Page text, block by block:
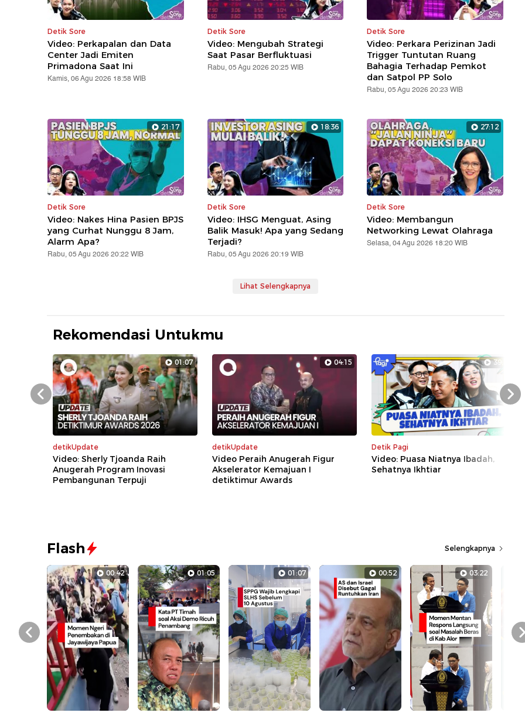
Detik Sore
Video: Perkapalan dan Data
Center Jadi Emiten
Primadona Saat Ini
Kamis, 06 Agu 2026 18:58 WIB
Detik Sore
Video: Mengubah Strategi
Saat Pasar Berfluktuasi
Rabu, 05 Agu 2026 20:25 WIB
Detik Sore
Video: Perkara Perizinan Jadi
Trigger Tuntutan Ruang
Bahagia Terhadap Pemkot
dan Satpol PP Solo
Rabu, 05 Agu 2026 20:23 WIB
21:17
Detik Sore
Video: Nakes Hina Pasien BPJS
yang Curhat Nunggu 8 Jam,
Alarm Apa?
Rabu, 05 Agu 2026 20:22 WIB
18:36
Detik Sore
Video: IHSG Menguat, Asing
Balik Masuk! Apa yang Sedang
Terjadi?
Rabu, 05 Agu 2026 20:19 WIB
27:12
Detik Sore
Video: Membangun
Networking Lewat Olahraga
Selasa, 04 Agu 2026 18:20 WIB
Lihat Selengkapnya
Rekomendasi Untukmu
01:07
detikUpdate
Video: Sherly Tjoanda Raih
Anugerah Program Inovasi
Pembangunan Terpuji
04:15
detikUpdate
Video Peraih Anugerah Figur
Akselerator Kemajuan I
detiktimur Awards
39:34
Detik Pagi
Video: Puasa Niatnya Ibadah,
Sehatnya Ikhtiar
Prev Next
Flash Selengkapnya
00:42 01:05 01:07 00:52 03:22
Prev